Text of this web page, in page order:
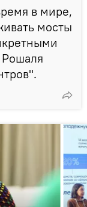
в мире,
мосты